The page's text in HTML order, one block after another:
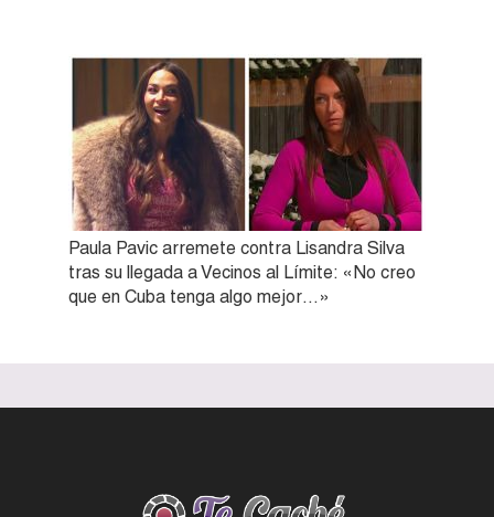
Paula Pavic arremete contra Lisandra Silva
tras su llegada a Vecinos al Límite: «No creo
que en Cuba tenga algo mejor…»